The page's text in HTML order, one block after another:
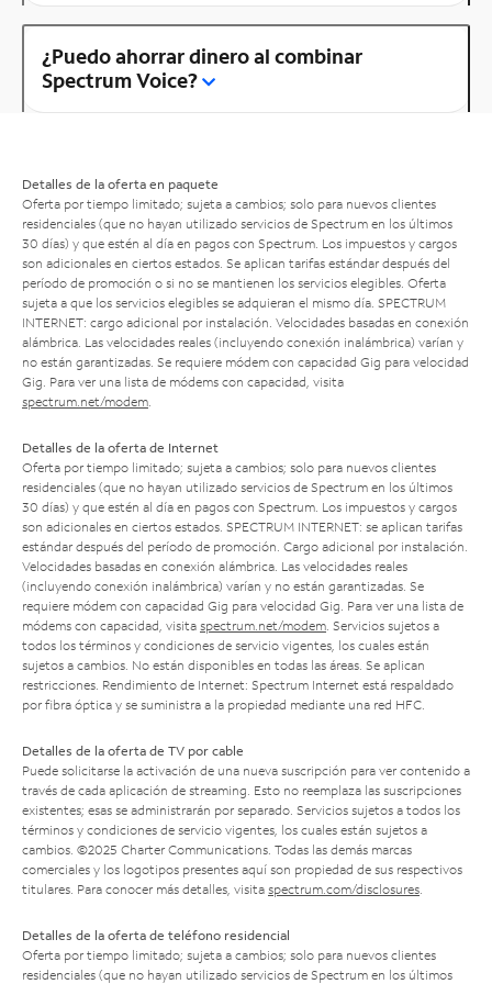
¿Puedo ahorrar dinero al combinar
Spectrum Voice?
Detalles de la oferta en paquete
Oferta por tiempo limitado; sujeta a cambios; solo para nuevos clientes
residenciales (que no hayan utilizado servicios de Spectrum en los últimos
30 días) y que estén al día en pagos con Spectrum. Los impuestos y cargos
son adicionales en ciertos estados. Se aplican tarifas estándar después del
período de promoción o si no se mantienen los servicios elegibles. Oferta
sujeta a que los servicios elegibles se adquieran el mismo día. SPECTRUM
INTERNET: cargo adicional por instalación. Velocidades basadas en conexión
alámbrica. Las velocidades reales (incluyendo conexión inalámbrica) varían y
no están garantizadas. Se requiere módem con capacidad Gig para velocidad
Gig. Para ver una lista de módems con capacidad, visita
spectrum.net/modem
Detalles de la oferta de Internet
Oferta por tiempo limitado; sujeta a cambios; solo para nuevos clientes
residenciales (que no hayan utilizado servicios de Spectrum en los últimos
30 días) y que estén al día en pagos con Spectrum. Los impuestos y cargos
son adicionales en ciertos estados. SPECTRUM INTERNET: se aplican tarifas
estándar después del período de promoción. Cargo adicional por instalación.
Velocidades basadas en conexión alámbrica. Las velocidades reales
(incluyendo conexión inalámbrica) varían y no están garantizadas. Se
requiere módem con capacidad Gig para velocidad Gig. Para ver una lista de
módems con capacidad, visita spectrum.net/modem . Servicios sujetos a
todos los términos y condiciones de servicio vigentes, los cuales están
sujetos a cambios. No están disponibles en todas las áreas. Se aplican
restricciones. Rendimiento de Internet: Spectrum Internet está respaldado
por fibra óptica y se suministra a la propiedad mediante una red HFC.
Detalles de la oferta de TV por cable
Puede solicitarse la activación de una nueva suscripción para ver contenido a
través de cada aplicación de streaming. Esto no reemplaza las suscripciones
existentes; esas se administrarán por separado. Servicios sujetos a todos los
términos y condiciones de servicio vigentes, los cuales están sujetos a
cambios. ©2025 Charter Communications. Todas las demás marcas
comerciales y los logotipos presentes aquí son propiedad de sus respectivos
titulares. Para conocer más detalles, visita spectrum.com/disclosures
Detalles de la oferta de teléfono residencial
Oferta por tiempo limitado; sujeta a cambios; solo para nuevos clientes
residenciales (que no hayan utilizado servicios de Spectrum en los últimos